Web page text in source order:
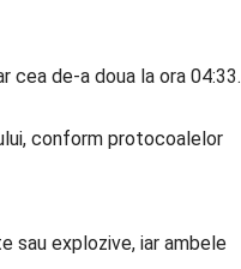
cea de-a doua la ora 04:33.
conform protocoalelor
sau explozive, iar ambele